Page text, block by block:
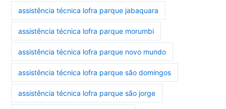
assistência técnica lofra parque jabaquara
assistência técnica lofra parque morumbi
assistência técnica lofra parque novo mundo
assistência técnica lofra parque são domingos
assistência técnica lofra parque são jorge